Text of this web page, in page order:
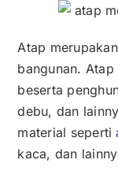
Atap
bangunan.
beserta
debu, dan
material seperti
kaca, dan